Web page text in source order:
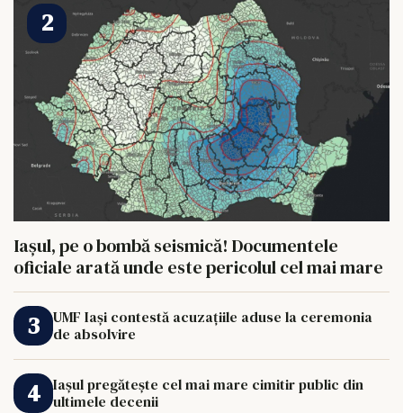
Iașul, pe o bombă seismică! Documentele
oficiale arată unde este pericolul cel mai mare
UMF Iași contestă acuzațiile aduse la ceremonia
de absolvire
Iașul pregătește cel mai mare cimitir public din
ultimele decenii